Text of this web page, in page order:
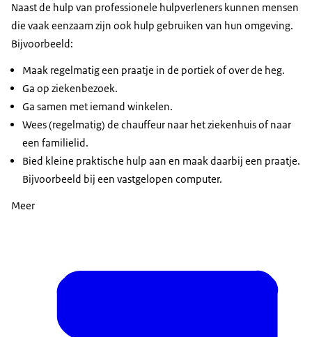
Naast de hulp van professionele hulpverleners kunnen mensen
die vaak eenzaam zijn ook hulp gebruiken van hun omgeving.
Bijvoorbeeld:
Maak regelmatig een praatje in de portiek of over de heg.
Ga op ziekenbezoek.
Ga samen met iemand winkelen.
Wees (regelmatig) de chauffeur naar het ziekenhuis of naar
een familielid.
Bied kleine praktische hulp aan en maak daarbij een praatje.
Bijvoorbeeld bij een vastgelopen computer.
Meer